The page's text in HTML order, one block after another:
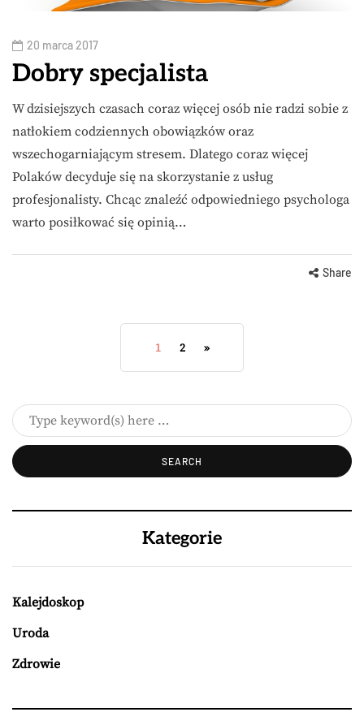
20 marca 2017
Dobry specjalista
W dzisiejszych czasach coraz więcej osób nie radzi sobie z
natłokiem codziennych obowiązków oraz
wszechogarniającym stresem. Dlatego coraz więcej
Polaków decyduje się na skorzystanie z usług
profesjonalisty. Chcąc znaleźć odpowiedniego psychologa
warto posiłkować się opinią…
Share
1 2 »
Kategorie
Kalejdoskop
Uroda
Zdrowie